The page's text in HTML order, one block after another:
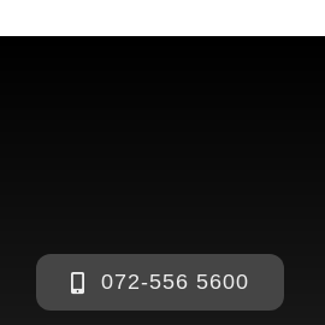
072-556 5600